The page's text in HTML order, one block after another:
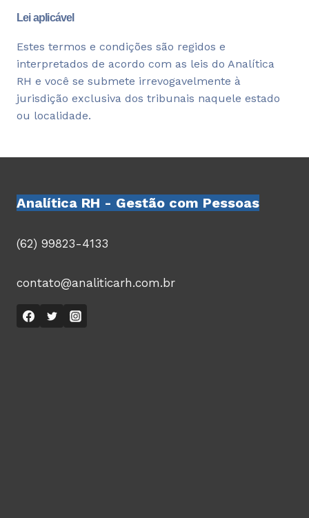
Lei aplicável
Estes termos e condições são regidos e
interpretados de acordo com as leis do Analítica
RH e você se submete irrevogavelmente à
jurisdição exclusiva dos tribunais naquele estado
ou localidade.
Analítica RH - Gestão com Pessoas
(62) 99823-4133
contato@analiticarh.com.br